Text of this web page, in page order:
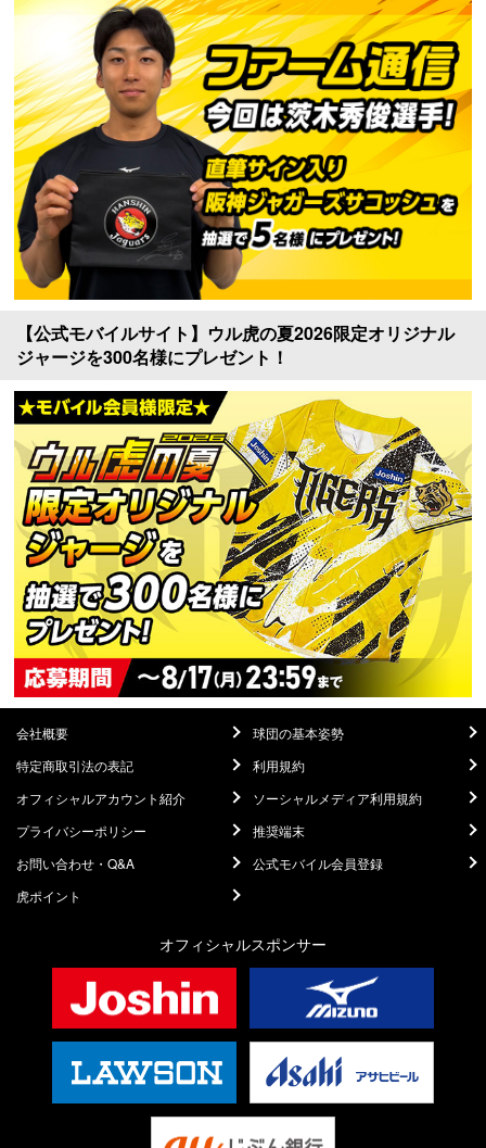
【公式モバイルサイト】ウル虎の夏2026限定オリジナル
ジャージを300名様にプレゼント！
会社概要
球団の基本姿勢
特定商取引法の表記
利用規約
オフィシャルアカウント紹介
ソーシャルメディア利用規約
プライバシーポリシー
推奨端末
お問い合わせ・Q&A
公式モバイル会員登録
虎ポイント
オフィシャルスポンサー